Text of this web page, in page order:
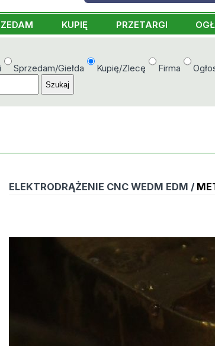
KUPIĘ PRZETARGI
Sprzedam/Giełda Kupię/Zlecę Firma
ELEKTRODRĄŻENIE CNC WEDM EDM /